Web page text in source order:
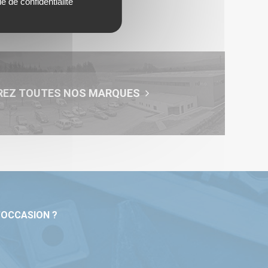
TOUTES NOS MARQUES
?